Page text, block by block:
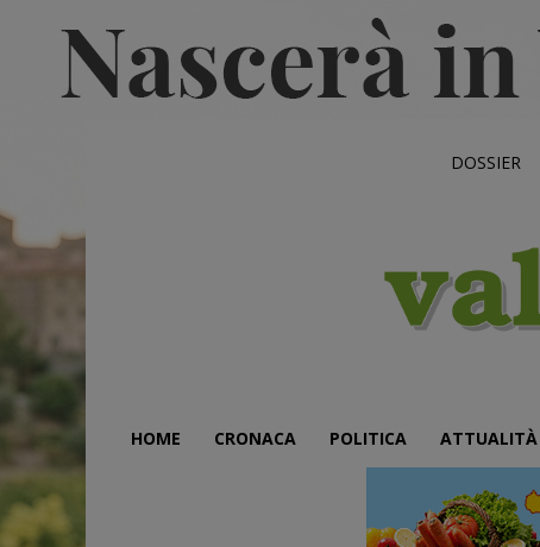
DOSSIER
HOME CRONACA POLITICA ATTUALITÀ